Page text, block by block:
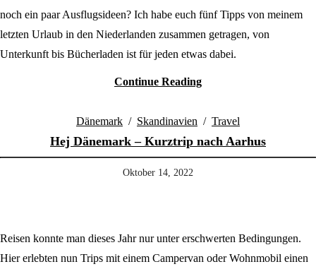
noch ein paar Ausflugsideen? Ich habe euch fünf Tipps von meinem
letzten Urlaub in den Niederlanden zusammen getragen, von
Unterkunft bis Bücherladen ist für jeden etwas dabei.
Continue Reading
Dänemark / Skandinavien / Travel
Hej Dänemark – Kurztrip nach Aarhus
Oktober 14, 2022
Reisen konnte man dieses Jahr nur unter erschwerten Bedingungen.
Hier erlebten nun Trips mit einem Campervan oder Wohnmobil einen